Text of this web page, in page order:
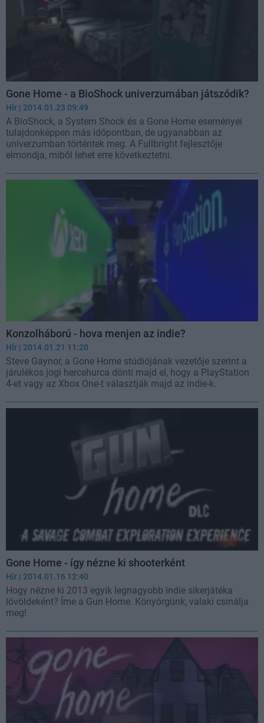
Gone Home - a BioShock univerzumában játszódik?
Hír | 2014.01.23 09:49
A BioShock, a System Shock és a Gone Home eseményei
tulajdonképpen más időpontban, de ugyanabban az
univerzumban történtek meg. A Fullbright fejlesztője
elmondja, miből lehet erre következtetni.
Konzolháború - hova menjen az indie?
Hír | 2014.01.21 11:20
Steve Gaynor, a Gone Home stúdiójának vezetője szerint a
járulékos jogi hercehurca dönti majd el, hogy a PlayStation
4-et vagy az Xbox One-t választják majd az indie-k.
Gone Home - így nézne ki shooterként
Hír | 2014.01.16 12:40
Hogy nézne ki 2013 egyik legnagyobb indie sikerjátéka
lövöldeként? Íme a Gun Home. Könyörgünk, valaki csinálja
meg!